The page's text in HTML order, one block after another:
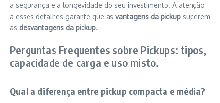
a segurança e a longevidade do seu investimento. A atenção
a esses detalhes garante que as vantagens da pickup superem
as desvantagens da pickup.
Perguntas Frequentes sobre Pickups: tipos,
capacidade de carga e uso misto.
Qual a diferença entre pickup compacta e média?